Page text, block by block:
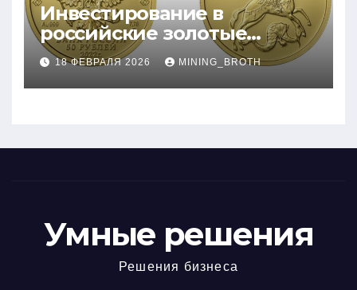
Инвестирование в
российские золотые
монеты: подробное
руководство
18 ФЕВРАЛЯ 2026 MINING_BROTH
Умные решения
Решения бизнеса